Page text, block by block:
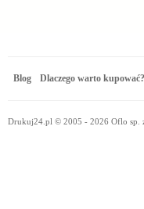
Blog Dlaczego warto kupować?
Drukuj24.pl © 2005 - 2026 Oflo sp.